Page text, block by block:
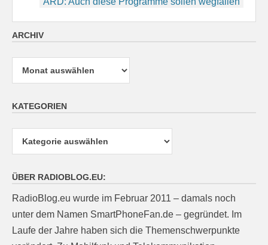
ARCHIV
Archiv
KATEGORIEN
ÜBER RADIOBLOG.EU:
RadioBlog.eu wurde im Februar 2011 – damals noch
unter dem Namen SmartPhoneFan.de – gegründet. Im
Laufe der Jahre haben sich die Themenschwerpunkte